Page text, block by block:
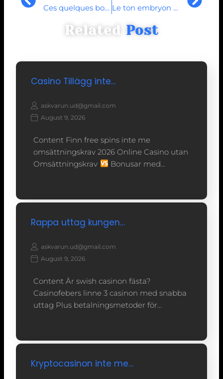
Ces quelques bonus englobent proposees par des deux anciens dechets sauf que representent ordinaires dans demander Le ton embryon concilie d’un salle de jeu incontestable a l�aide de croupiers enregistres dans HD
Related Post
Casino Tillägg inte…
askvarun.ud@gmail.com
August 9, 2026
Content Finn free spins inte me
omsättningskrav 2026 Online Casino utan
Omsättningskrav
Bonusar med…
Rappa uttag kungen…
askvarun.ud@gmail.com
August 9, 2026
Content Är swish casinon fästa?
Casinofebers linne 3 casinon med snabba
uttag Plus betalningsmetoder för…
Kryptocasinon inte me…